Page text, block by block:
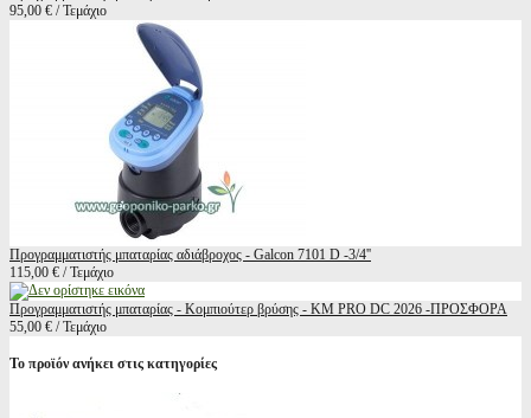
95,00 € / Τεμάχιο
Προγραμματιστής μπαταρίας αδιάβροχος - Galcon 7101 D -3/4''
115,00 € / Τεμάχιο
Προγραμματιστής μπαταρίας - Κομπιούτερ βρύσης - KM PRO DC 2026 -ΠΡΟΣΦΟΡΑ
55,00 € / Τεμάχιο
Το προϊόν ανήκει στις κατηγορίες